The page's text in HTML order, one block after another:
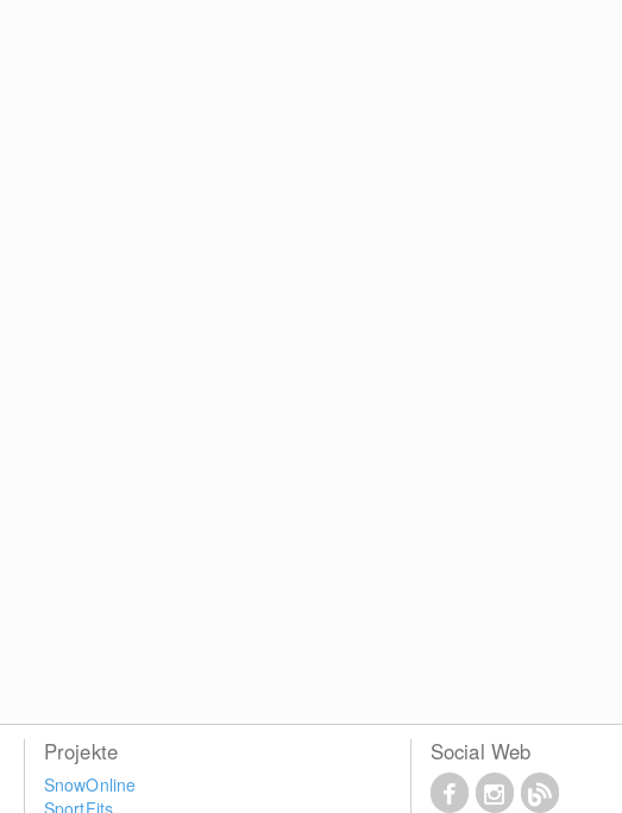
Projekte
SnowOnline
SportFits
Social Web